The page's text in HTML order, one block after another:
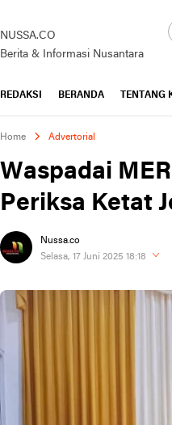
NUSSA.CO
Berita & Informasi Nusantara
REDAKSI BERANDA TENTANG
Home Advertorial
Waspadai
Periksa Ketat
Nussa.co
Selasa, 17 Juni 2025 18:18